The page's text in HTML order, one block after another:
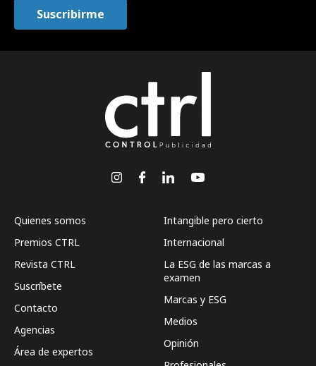
Quienes somos
Premios CTRL
Revista CTRL
Suscríbete
Contacto
Agencias
Área de expertos
Intangible pero cierto
Internacional
La ESG de las marcas a
examen
Marcas y ESG
Medios
Opinión